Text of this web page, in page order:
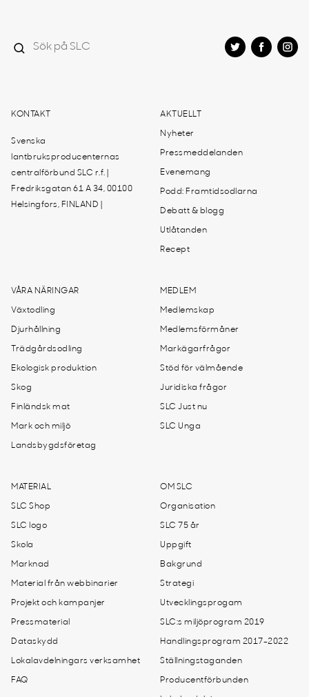
KONTAKT
Svenska
lantbruksproducenternas
centralförbund SLC r.f. |
Fredriksgatan 61 A 34, 00100
Helsingfors, FINLAND |
AKTUELLT
Nyheter
Pressmeddelanden
Evenemang
Podd: Framtidsodlarna
Debatt & blogg
Utlåtanden
Recept
VÅRA NÄRINGAR
Växtodling
Djurhållning
Trädgårdsodling
Ekologisk produktion
Skog
Finländsk mat
Mark och miljö
Landsbygdsföretag
MEDLEM
Medlemskap
Medlemsförmåner
Markägarfrågor
Stöd för välmående
Juridiska frågor
SLC Just nu
SLC Unga
MATERIAL
SLC Shop
SLC logo
Skola
Marknad
Material från webbinarier
Projekt och kampanjer
Pressmaterial
Dataskydd
Lokalavdelningars verksamhet
FAQ
OM SLC
Organisation
SLC 75 år
Uppgift
Bakgrund
Strategi
Utvecklingsprogam
SLC:s miljöprogram 2019
Handlingsprogram 2017-2022
Ställningstaganden
Producentförbunden